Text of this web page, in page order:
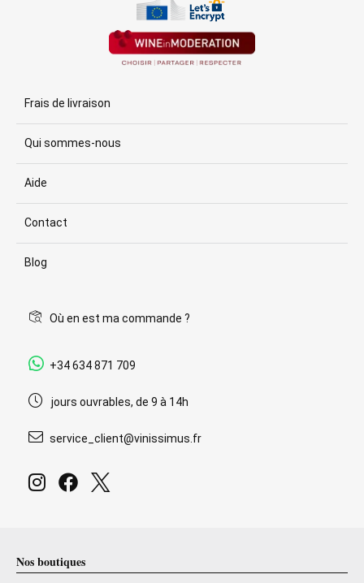
Frais de livraison
Qui sommes-nous
Aide
Contact
Blog
Où en est ma commande ?
+34 634 871 709
jours ouvrables, de 9 à 14h
service_client@vinissimus.fr
Nos boutiques